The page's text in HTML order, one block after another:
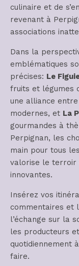
culinaire et de
revenant à
associations
Dans la
emblématiques
précises: Le
fruits et légumes
une alliance
modernes, et La
gourmandes à
Perpignan, les
main pour tous
valorise le terroir
innovantes.
Insérez vos
commentaires et
l’échange sur la
les producteurs
quotidiennement
faire.